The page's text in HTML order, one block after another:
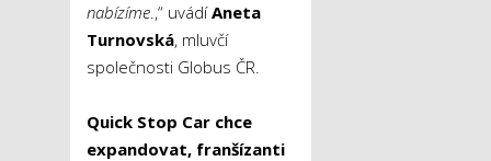
nabízíme.,“ uvádíAneta
Turnovská, mluvčí
společnosti Globus ČR.
Quick Stop Car chce
expandovat, franšízanti